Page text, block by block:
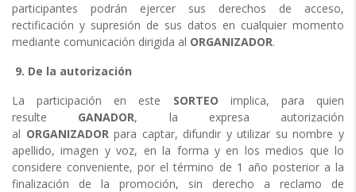
participantes podrán ejercer sus derechos de acceso,
rectificación y supresión de sus datos en cualquier momento
mediante comunicación dirigida al ORGANIZADOR.
9. De la autorización
La participación en este SORTEO implica, para quien
resulte GANADOR, la expresa autorización
al ORGANIZADORpara captar, difundir y utilizar su nombre y
apellido, imagen y voz, en la forma y en los medios que lo
considere conveniente, por el término de 1 año posterior a la
finalización de la promoción, sin derecho a reclamo de